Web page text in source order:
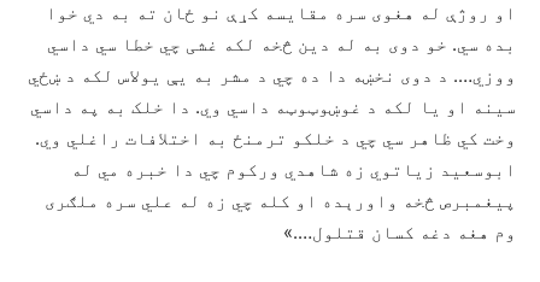
او روژې له هغوی سره مقایسه کړې نو ځان ته به دي خوا
بده سي. خو دوی به له دین څخه لکه غشی چي خطا سي داسي
ووزي…. د دوی نخښه دا ده چي د مشر به یې یولاس لکه د ښځي
سینه او یا لکه د غوښوټوټه داسي وي. دا خلک به په داسي
وخت کي ظاهر سي چي د خلکو ترمنځ به اختلافات راغلي وي.
ابوسعید زیاتوي زه شاهدي ورکوم چي دا خبره مي له
پیغمبرص څخه واورېده او کله چي زه له علي سره ملګری
وم هغه دغه کسان قتلول….»